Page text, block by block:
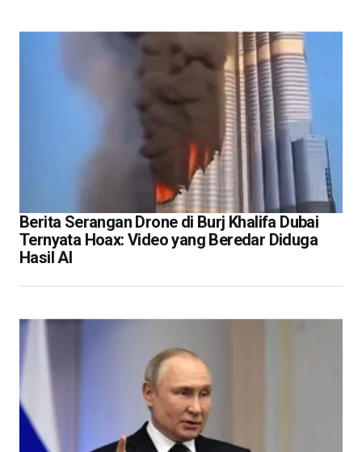
Berita Serangan Drone di Burj Khalifa Dubai
Ternyata Hoax: Video yang Beredar Diduga
Hasil AI